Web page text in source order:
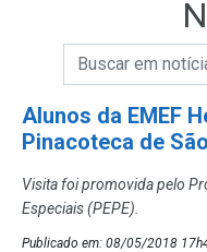
Campo de
Campo de Busca
Alunos da EMEF
Pinacoteca de
Visita foi promovida pelo
Especiais (PEPE).
Publicado em: 08/05/2018